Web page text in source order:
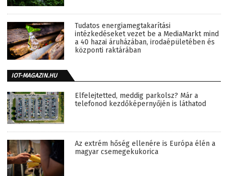
Tudatos energiamegtakarítási
intézkedéseket vezet be a MediaMarkt mind
a 40 hazai áruházában, irodaépületében és
központi raktárában
IOT-MAGAZIN.HU
Elfelejtetted, meddig parkolsz? Már a
telefonod kezdőképernyőjén is láthatod
Az extrém hőség ellenére is Európa élén a
magyar csemegekukorica